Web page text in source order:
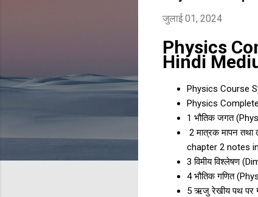
जुलाई 01, 2024
Physics
Hindi
Physics Course
Physics
1 भौतिक जगत
2 मात्रक मापन
chapter 2 notes
3 विमीय विश्लेषण
4 भौतिक गणित
5 ऋजु रेखीय पथ पर